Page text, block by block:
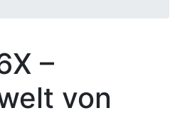
–
von